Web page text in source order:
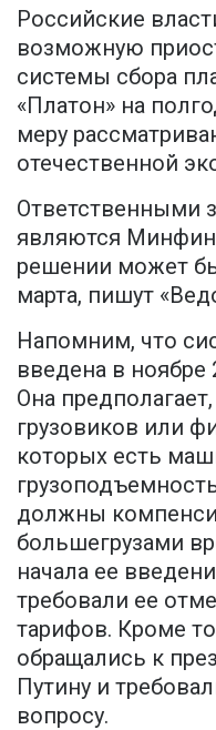
Российские
возможную
системы сбора
«Платон» на
меру
отечественной
Ответственными
являются
решении может
марта, пишут
Напомним, что
введена в ноябре
Она
грузовиков или
которых есть
должны
большегрузами
начала ее
требовали ее
тарифов. Кроме
обращались к
Путину и
вопросу.